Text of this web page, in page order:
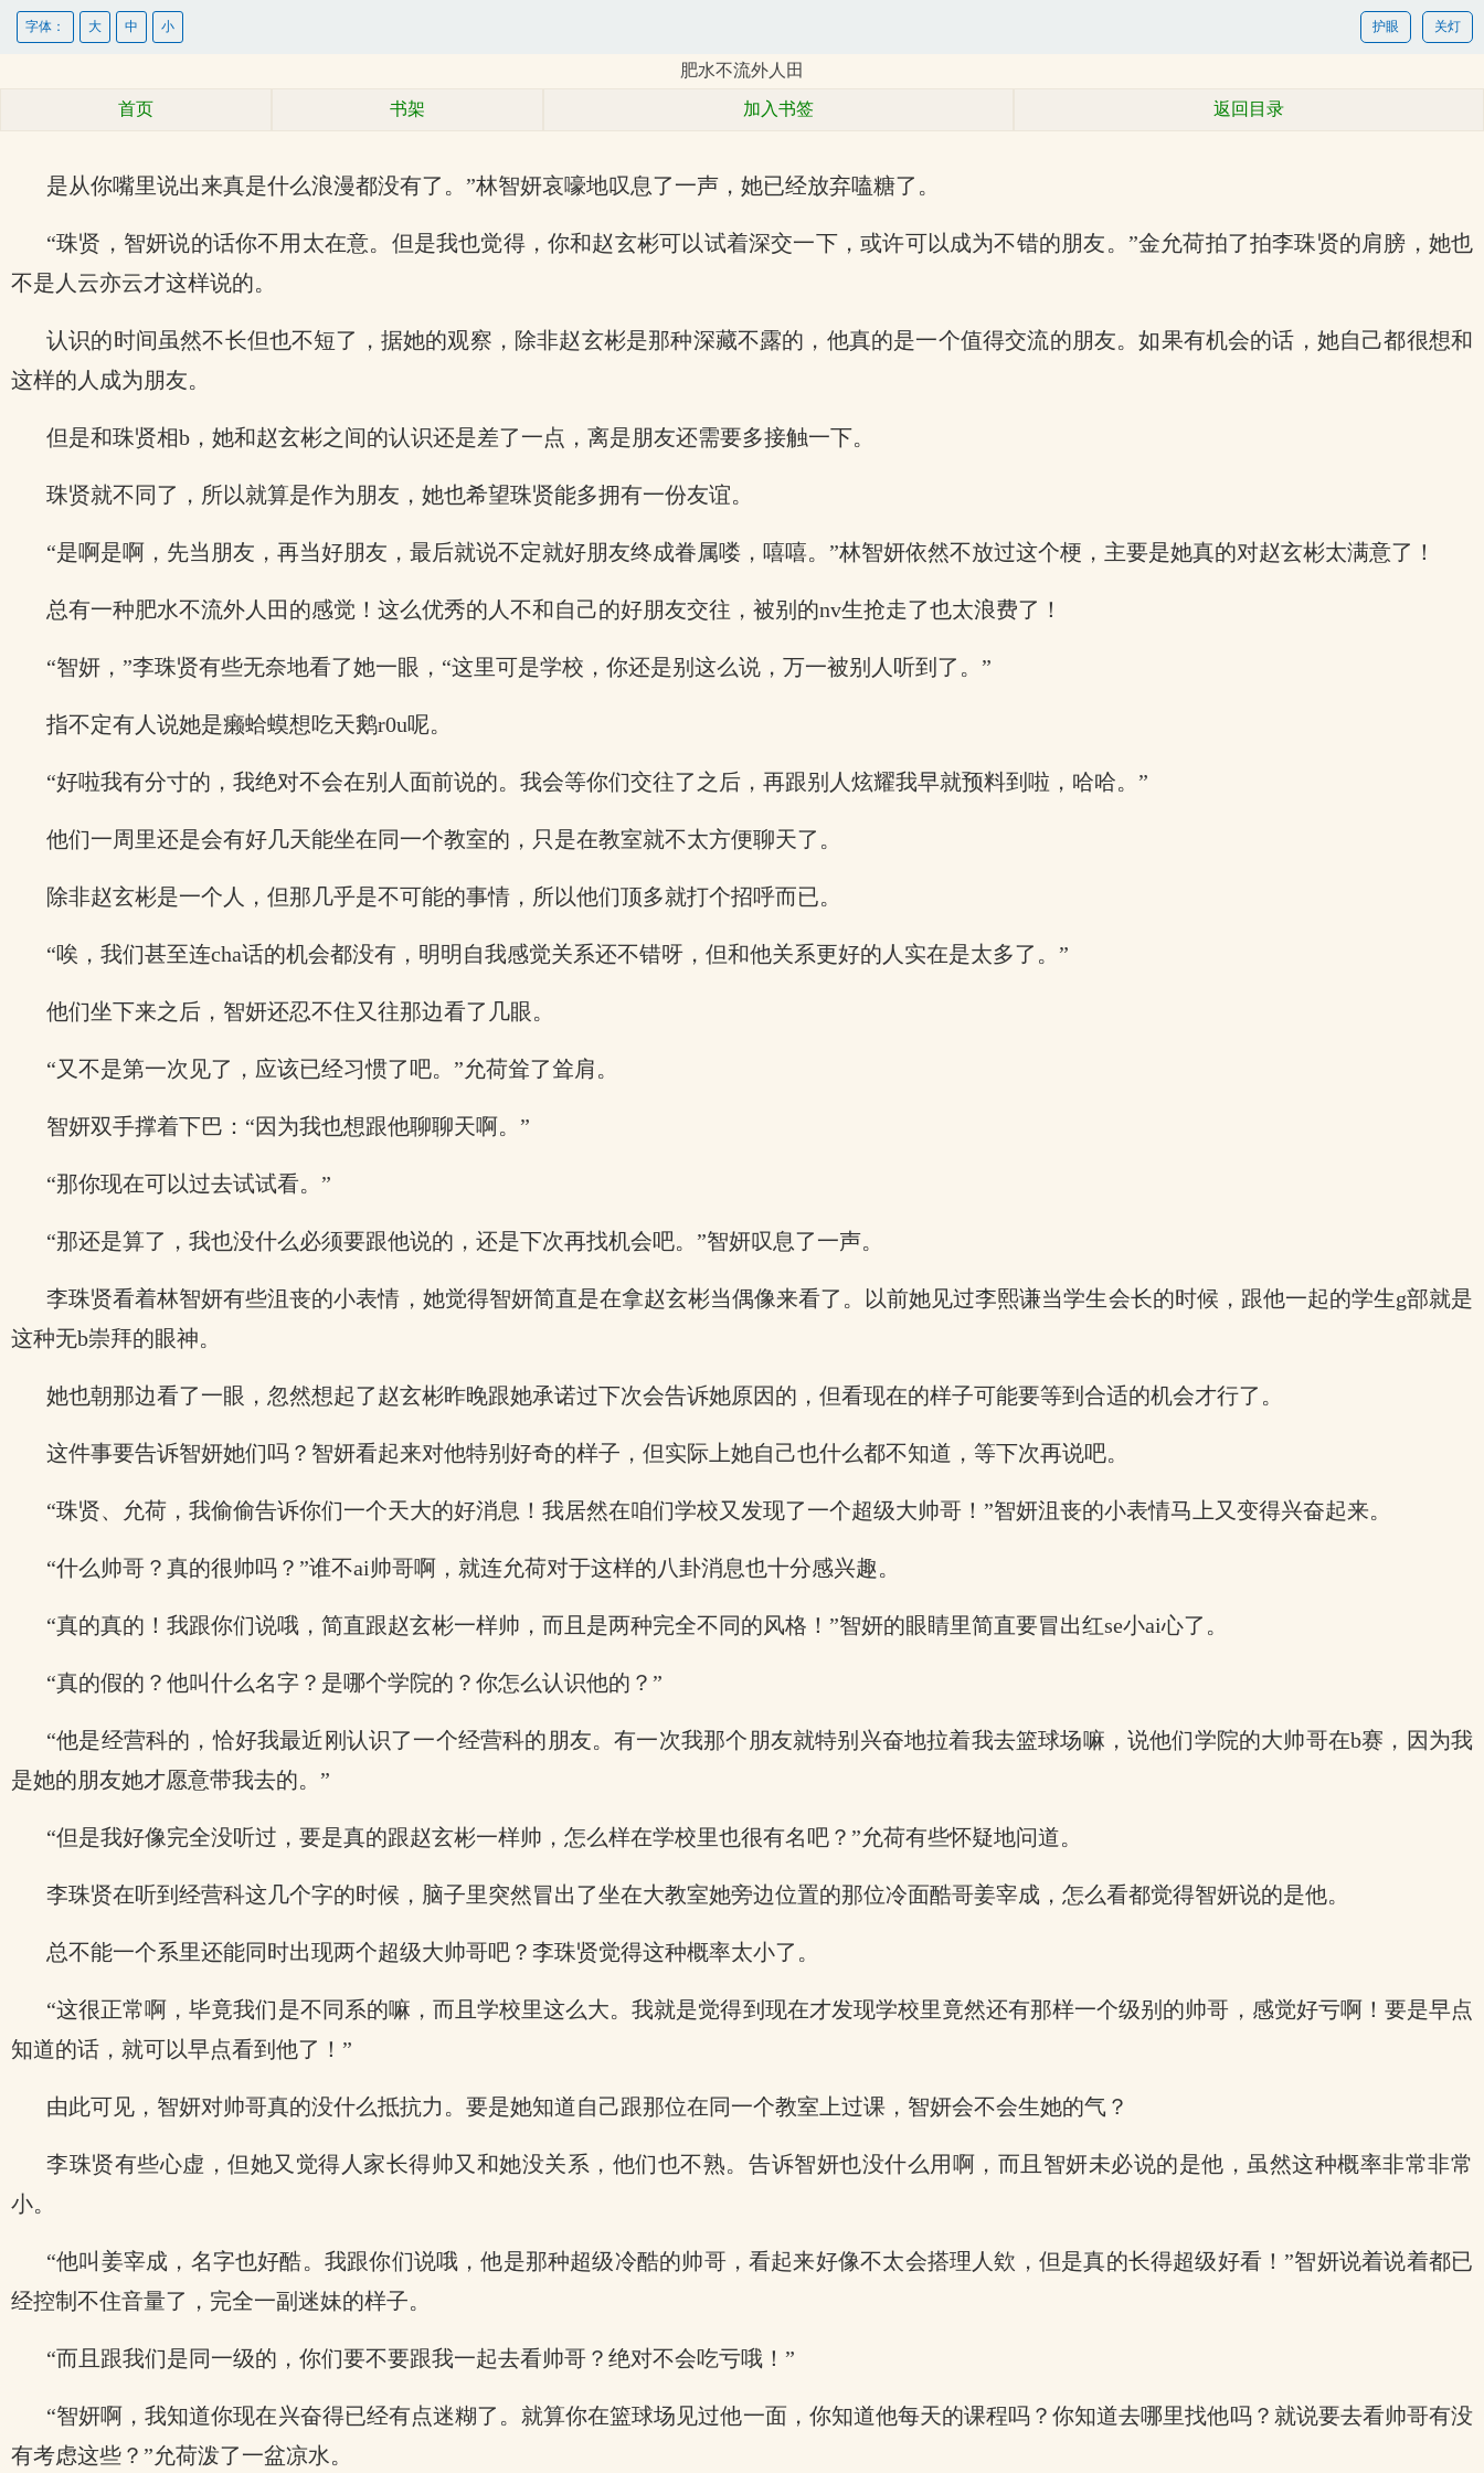
关灯
护眼
字体： 大 中 小
肥水不流外人田
首页 书架 加入书签 返回目录
是从你嘴里说出来真是什么浪漫都没有了。”林智妍哀嚎地叹息了一声，她已经放弃嗑糖了。
“珠贤，智妍说的话你不用太在意。但是我也觉得，你和赵玄彬可以试着深交一下，或许可以成为不错的朋友。”金允荷拍了拍李珠贤的肩膀，她也
不是人云亦云才这样说的。
认识的时间虽然不长但也不短了，据她的观察，除非赵玄彬是那种深藏不露的，他真的是一个值得交流的朋友。如果有机会的话，她自己都很想和
这样的人成为朋友。
但是和珠贤相b，她和赵玄彬之间的认识还是差了一点，离是朋友还需要多接触一下。
珠贤就不同了，所以就算是作为朋友，她也希望珠贤能多拥有一份友谊。
“是啊是啊，先当朋友，再当好朋友，最后就说不定就好朋友终成眷属喽，嘻嘻。”林智妍依然不放过这个梗，主要是她真的对赵玄彬太满意了！
总有一种肥水不流外人田的感觉！这么优秀的人不和自己的好朋友交往，被别的nv生抢走了也太浪费了！
“智妍，”李珠贤有些无奈地看了她一眼，“这里可是学校，你还是别这么说，万一被别人听到了。”
指不定有人说她是癞蛤蟆想吃天鹅r0u呢。
“好啦我有分寸的，我绝对不会在别人面前说的。我会等你们交往了之后，再跟别人炫耀我早就预料到啦，哈哈。”
他们一周里还是会有好几天能坐在同一个教室的，只是在教室就不太方便聊天了。
除非赵玄彬是一个人，但那几乎是不可能的事情，所以他们顶多就打个招呼而已。
“唉，我们甚至连cha话的机会都没有，明明自我感觉关系还不错呀，但和他关系更好的人实在是太多了。”
他们坐下来之后，智妍还忍不住又往那边看了几眼。
“又不是第一次见了，应该已经习惯了吧。”允荷耸了耸肩。
智妍双手撑着下巴：“因为我也想跟他聊聊天啊。”
“那你现在可以过去试试看。”
“那还是算了，我也没什么必须要跟他说的，还是下次再找机会吧。”智妍叹息了一声。
李珠贤看着林智妍有些沮丧的小表情，她觉得智妍简直是在拿赵玄彬当偶像来看了。以前她见过李熙谦当学生会长的时候，跟他一起的学生g部就是
这种无b崇拜的眼神。
她也朝那边看了一眼，忽然想起了赵玄彬昨晚跟她承诺过下次会告诉她原因的，但看现在的样子可能要等到合适的机会才行了。
这件事要告诉智妍她们吗？智妍看起来对他特别好奇的样子，但实际上她自己也什么都不知道，等下次再说吧。
“珠贤、允荷，我偷偷告诉你们一个天大的好消息！我居然在咱们学校又发现了一个超级大帅哥！”智妍沮丧的小表情马上又变得兴奋起来。
“什么帅哥？真的很帅吗？”谁不ai帅哥啊，就连允荷对于这样的八卦消息也十分感兴趣。
“真的真的！我跟你们说哦，简直跟赵玄彬一样帅，而且是两种完全不同的风格！”智妍的眼睛里简直要冒出红se小ai心了。
“真的假的？他叫什么名字？是哪个学院的？你怎么认识他的？”
“他是经营科的，恰好我最近刚认识了一个经营科的朋友。有一次我那个朋友就特别兴奋地拉着我去篮球场嘛，说他们学院的大帅哥在b赛，因为我
是她的朋友她才愿意带我去的。”
“但是我好像完全没听过，要是真的跟赵玄彬一样帅，怎么样在学校里也很有名吧？”允荷有些怀疑地问道。
李珠贤在听到经营科这几个字的时候，脑子里突然冒出了坐在大教室她旁边位置的那位冷面酷哥姜宰成，怎么看都觉得智妍说的是他。
总不能一个系里还能同时出现两个超级大帅哥吧？李珠贤觉得这种概率太小了。
“这很正常啊，毕竟我们是不同系的嘛，而且学校里这么大。我就是觉得到现在才发现学校里竟然还有那样一个级别的帅哥，感觉好亏啊！要是早点
知道的话，就可以早点看到他了！”
由此可见，智妍对帅哥真的没什么抵抗力。要是她知道自己跟那位在同一个教室上过课，智妍会不会生她的气？
李珠贤有些心虚，但她又觉得人家长得帅又和她没关系，他们也不熟。告诉智妍也没什么用啊，而且智妍未必说的是他，虽然这种概率非常非常
小。
“他叫姜宰成，名字也好酷。我跟你们说哦，他是那种超级冷酷的帅哥，看起来好像不太会搭理人欸，但是真的长得超级好看！”智妍说着说着都已
经控制不住音量了，完全一副迷妹的样子。
“而且跟我们是同一级的，你们要不要跟我一起去看帅哥？绝对不会吃亏哦！”
“智妍啊，我知道你现在兴奋得已经有点迷糊了。就算你在篮球场见过他一面，你知道他每天的课程吗？你知道去哪里找他吗？就说要去看帅哥有没
有考虑这些？”允荷泼了一盆凉水。